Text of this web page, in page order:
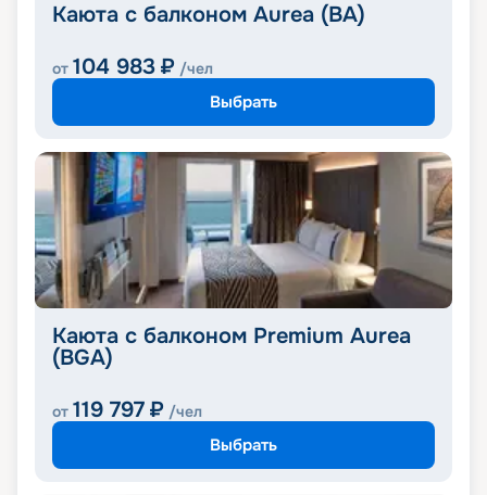
Каюта с балконом Aurea (BA)
от 104 983 ₽ /чел
Выбрать
Каюта с балконом Premium Aurea
(BGA)
от 119 797 ₽ /чел
Выбрать